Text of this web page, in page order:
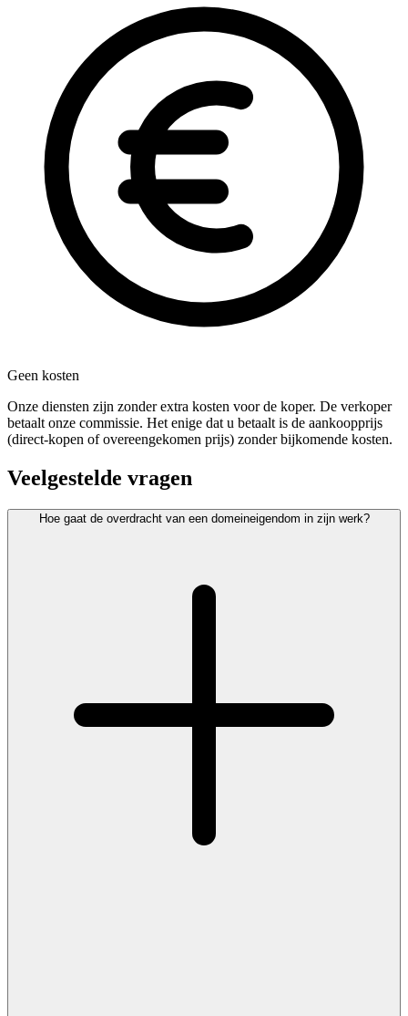
Geen kosten
Onze diensten zijn zonder extra kosten voor de koper. De verkoper
betaalt onze commissie. Het enige dat u betaalt is de aankoopprijs
(direct-kopen of overeengekomen prijs) zonder bijkomende kosten.
Veelgestelde vragen
Hoe gaat de overdracht van een domeineigendom in zijn werk?